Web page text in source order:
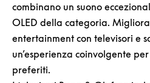
combinano un suono
OLED della categoria.
entertainment con televisori e
un’esperienza coinvolgente
preferiti.